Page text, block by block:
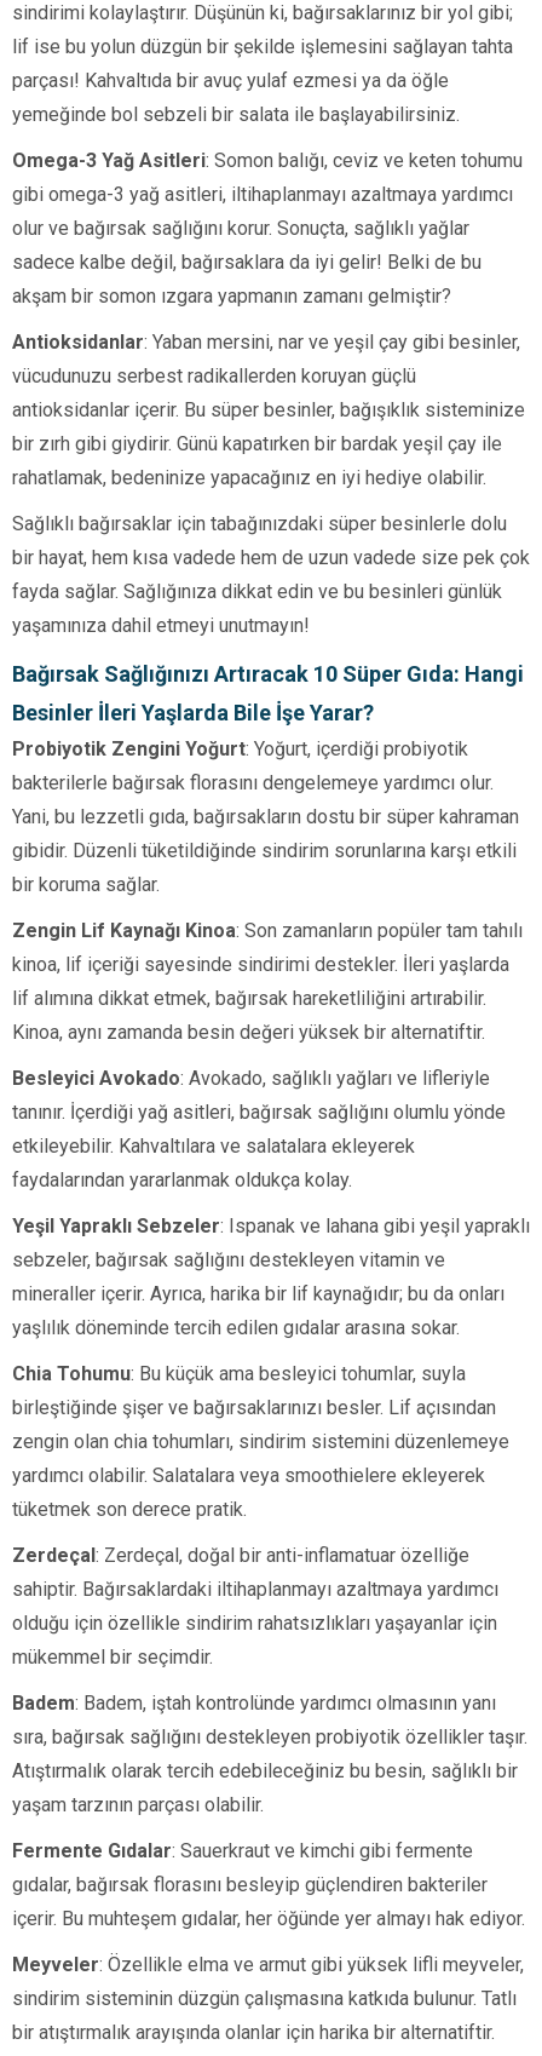
sindirimi kolaylaştırır. Düşünün ki, bağırsaklarınız bir yol gibi;
lif ise bu yolun düzgün bir şekilde işlemesini sağlayan tahta
parçası! Kahvaltıda bir avuç yulaf ezmesi ya da öğle
yemeğinde bol sebzeli bir salata ile başlayabilirsiniz.
Omega-3 Yağ Asitleri: Somon balığı, ceviz ve keten tohumu
gibi omega-3 yağ asitleri, iltihaplanmayı azaltmaya yardımcı
olur ve bağırsak sağlığını korur. Sonuçta, sağlıklı yağlar
sadece kalbe değil, bağırsaklara da iyi gelir! Belki de bu
akşam bir somon ızgara yapmanın zamanı gelmiştir?
Antioksidanlar: Yaban mersini, nar ve yeşil çay gibi besinler,
vücudunuzu serbest radikallerden koruyan güçlü
antioksidanlar içerir. Bu süper besinler, bağışıklık sisteminize
bir zırh gibi giydirir. Günü kapatırken bir bardak yeşil çay ile
rahatlamak, bedeninize yapacağınız en iyi hediye olabilir.
Sağlıklı bağırsaklar için tabağınızdaki süper besinlerle dolu
bir hayat, hem kısa vadede hem de uzun vadede size pek çok
fayda sağlar. Sağlığınıza dikkat edin ve bu besinleri günlük
yaşamınıza dahil etmeyi unutmayın!
Bağırsak Sağlığınızı Artıracak 10 Süper Gıda: Hangi
Besinler İleri Yaşlarda Bile İşe Yarar?
Probiyotik Zengini Yoğurt: Yoğurt, içerdiği probiyotik
bakterilerle bağırsak florasını dengelemeye yardımcı olur.
Yani, bu lezzetli gıda, bağırsakların dostu bir süper kahraman
gibidir. Düzenli tüketildiğinde sindirim sorunlarına karşı etkili
bir koruma sağlar.
Zengin Lif Kaynağı Kinoa: Son zamanların popüler tam tahılı
kinoa, lif içeriği sayesinde sindirimi destekler. İleri yaşlarda
lif alımına dikkat etmek, bağırsak hareketliliğini artırabilir.
Kinoa, aynı zamanda besin değeri yüksek bir alternatiftir.
Besleyici Avokado: Avokado, sağlıklı yağları ve lifleriyle
tanınır. İçerdiği yağ asitleri, bağırsak sağlığını olumlu yönde
etkileyebilir. Kahvaltılara ve salatalara ekleyerek
faydalarından yararlanmak oldukça kolay.
Yeşil Yapraklı Sebzeler: Ispanak ve lahana gibi yeşil yapraklı
sebzeler, bağırsak sağlığını destekleyen vitamin ve
mineraller içerir. Ayrıca, harika bir lif kaynağıdır; bu da onları
yaşlılık döneminde tercih edilen gıdalar arasına sokar.
Chia Tohumu: Bu küçük ama besleyici tohumlar, suyla
birleştiğinde şişer ve bağırsaklarınızı besler. Lif açısından
zengin olan chia tohumları, sindirim sistemini düzenlemeye
yardımcı olabilir. Salatalara veya smoothielere ekleyerek
tüketmek son derece pratik.
Zerdeçal: Zerdeçal, doğal bir anti-inflamatuar özelliğe
sahiptir. Bağırsaklardaki iltihaplanmayı azaltmaya yardımcı
olduğu için özellikle sindirim rahatsızlıkları yaşayanlar için
mükemmel bir seçimdir.
Badem: Badem, iştah kontrolünde yardımcı olmasının yanı
sıra, bağırsak sağlığını destekleyen probiyotik özellikler taşır.
Atıştırmalık olarak tercih edebileceğiniz bu besin, sağlıklı bir
yaşam tarzının parçası olabilir.
Fermente Gıdalar: Sauerkraut ve kimchi gibi fermente
gıdalar, bağırsak florasını besleyip güçlendiren bakteriler
içerir. Bu muhteşem gıdalar, her öğünde yer almayı hak ediyor.
Meyveler: Özellikle elma ve armut gibi yüksek lifli meyveler,
sindirim sisteminin düzgün çalışmasına katkıda bulunur. Tatlı
bir atıştırmalık arayışında olanlar için harika bir alternatiftir.